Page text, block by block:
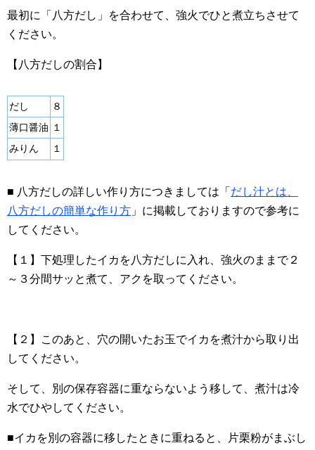
最初に「八方だし」を合わせて、強火でひと煮立ちさせて
ください。
【八方だしの割合】
だし
８
薄口醤油 １
みりん
１
■ 八方だしの詳しい作り方につきましては「 だし汁とは、
八方だしの簡単な作り方 」に掲載しておりますので参考に
してください。
【１】下処理したイカを八方だしに入れ、強火のままで２
～３分間サッと煮て、アクを取ってください。
【２】このあと、穴の開いたお玉でイカを煮汁から取り出
してください。
そして、別の保存容器に重ならないよう移して、煮汁は冷
水でひやしてください。
■イカを別の容器に移したときに重ねると、片栗粉がまぶし